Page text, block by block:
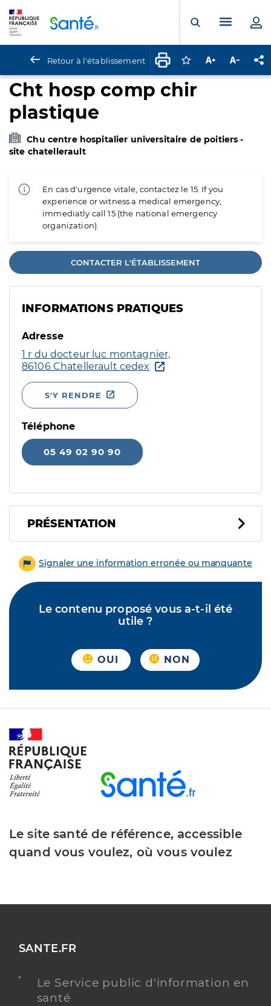
Ouvrir laMenu
Retour à l'établissement Connectez-vous
Augmenter la
Cht hosp comp chir
plastique
Chu centre hospitalier universitaire de poitiers -
site chatellerault
En cas d'urgence vitale, contactez le 15. If you
experience or witness a medical emergency,
immediatly call 15 (the national emergency
organization).
CONTACTER L'ÉTABLISSEMENT
INFORMATIONS PRATIQUES
Adresse
1 r du docteur luc montagnier,
86106 Chatellerault cedex
S'Y RENDRE
Téléphone
05 49 02 90 90
PRÉSENTATION
Signaler une information erronée ou manquante
Le contenu proposé vous a-t-il été
utile ?
OUI NON
Le site santé de référence, accessible
quand vous voulez, où vous voulez
SANTE.FR
Le Service public d'information en
santé